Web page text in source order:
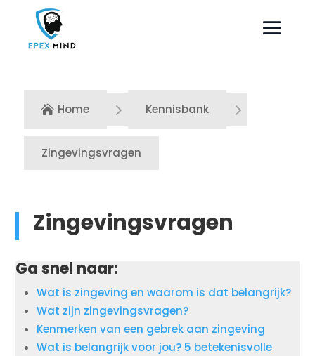
 Home 5 Kennisbank 5
Zingevingsvragen
Zingevingsvragen
Ga snel naar:
Wat is zingeving en waarom is dat belangrijk?
Wat zijn zingevingsvragen?
Kenmerken van een gebrek aan zingeving
Wat is belangrijk voor jou? 5 betekenisvolle